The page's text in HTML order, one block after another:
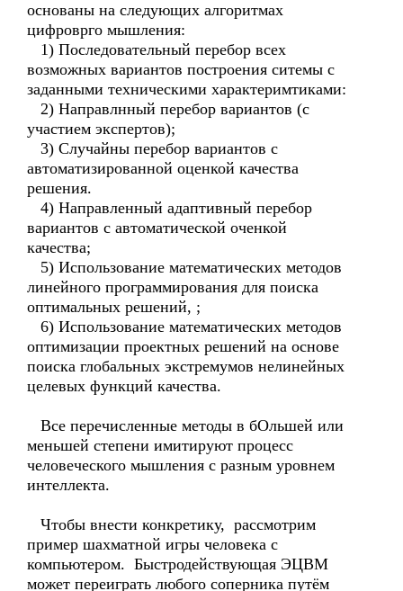
основаны на следующих алгоритмах
цифроврго мышления:
1) Последовательный перебор всех
возможных вариантов построения ситемы с
заданными техническими характеримтиками:
2) Направлнный перебор вариантов (с
участием экспертов);
3) Случайны перебор вариантов с
автоматизированной оценкой качества
решения.
4) Направленный адаптивный перебор
вариантов с автоматической оченкой
качества;
5) Использование математических методов
линейного программирования для поиска
оптимальных решений, ;
6) Использование математических методов
оптимизации проектных решений на основе
поиска глобальных экстремумов нелинейных
целевых функций качества.
Все перечисленные методы в бОльшей или
меньшей степени имитируют процесс
человеческого мышления с разным уровнем
интеллекта.
Чтобы внести конкретику, рассмотрим
пример шахматной игры человека с
компьютером. Быстродействующая ЭЦВМ
может переиграть любого соперника путём